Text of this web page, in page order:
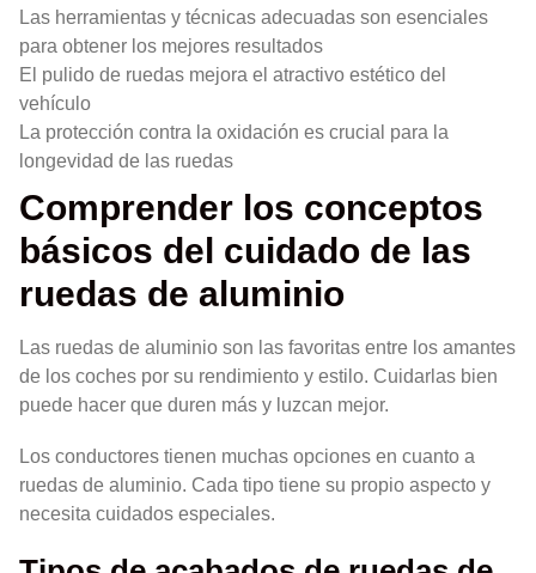
Las herramientas y técnicas adecuadas son esenciales
para obtener los mejores resultados
El pulido de ruedas mejora el atractivo estético del
vehículo
La protección contra la oxidación es crucial para la
longevidad de las ruedas
Comprender los conceptos
básicos del cuidado de las
ruedas de aluminio
Las ruedas de aluminio son las favoritas entre los amantes
de los coches por su rendimiento y estilo. Cuidarlas bien
puede hacer que duren más y luzcan mejor.
Los conductores tienen muchas opciones en cuanto a
ruedas de aluminio. Cada tipo tiene su propio aspecto y
necesita cuidados especiales.